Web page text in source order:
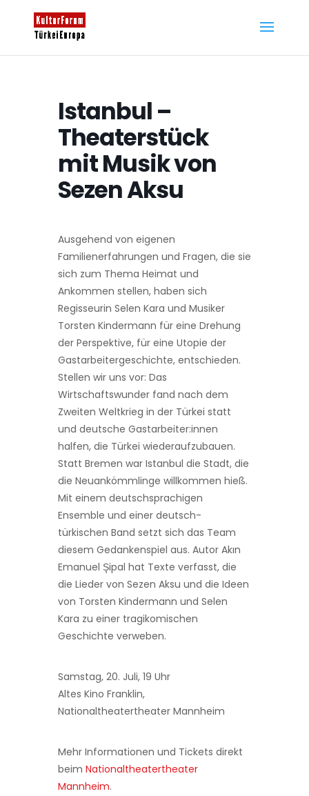
Istanbul –
Theaterstück
mit Musik von
Sezen Aksu
Ausgehend von eigenen
Familienerfahrungen und Fragen, die sie
sich zum Thema Heimat und
Ankommen stellen, haben sich
Regisseurin Selen Kara und Musiker
Torsten Kindermann für eine Drehung
der Perspektive, für eine Utopie der
Gastarbeitergeschichte, entschieden.
Stellen wir uns vor: Das
Wirtschaftswunder fand nach dem
Zweiten Weltkrieg in der Türkei statt
und deutsche Gastarbeiter:innen
halfen, die Türkei wiederaufzubauen.
Statt Bremen war Istanbul die Stadt, die
die Neuankömmlinge willkommen hieß.
Mit einem deutschsprachigen
Ensemble und einer deutsch-
türkischen Band setzt sich das Team
diesem Gedankenspiel aus. Autor Akın
Emanuel Şipal hat Texte verfasst, die
die Lieder von Sezen Aksu und die Ideen
von Torsten Kindermann und Selen
Kara zu einer tragikomischen
Geschichte verweben.
Samstag, 20. Juli, 19 Uhr
Altes Kino Franklin,
Nationaltheatertheater Mannheim
Mehr Informationen und Tickets direkt
beim Nationaltheatertheater
Mannheim.